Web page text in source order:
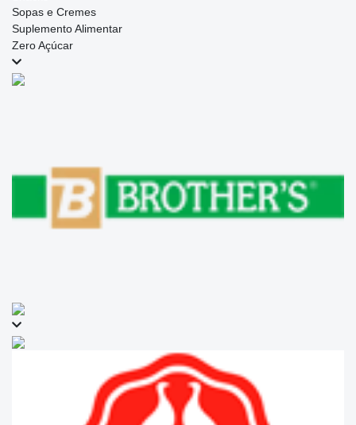
Sopas e Cremes
Suplemento Alimentar
Zero Açúcar